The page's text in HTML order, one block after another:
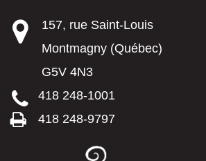
157, rue Saint-Louis
Montmagny (Québec)
G5V 4N3
418 248-1001
418 248-9797